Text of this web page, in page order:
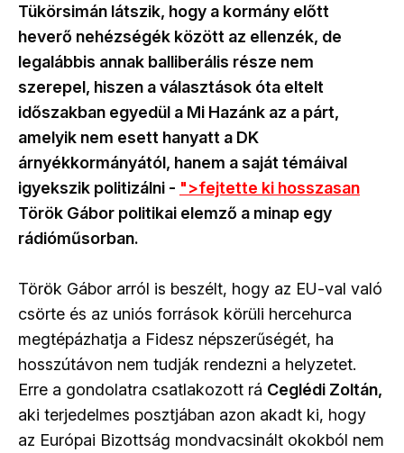
Tükörsimán látszik, hogy a kormány előtt
heverő nehézségék között az ellenzék, de
legalábbis annak balliberális része nem
szerepel, hiszen a választások óta eltelt
időszakban egyedül a Mi Hazánk az a párt,
amelyik nem esett hanyatt a DK
árnyékkormányától, hanem a saját témáival
igyekszik politizálni - ">fejtette ki hosszasan
Török Gábor politikai elemző a minap egy
rádióműsorban.
Török Gábor arról is beszélt, hogy az EU-val való
csörte és az uniós források körüli hercehurca
megtépázhatja a Fidesz népszerűségét, ha
hosszútávon nem tudják rendezni a helyzetet.
Erre a gondolatra csatlakozott rá Ceglédi Zoltán,
aki terjedelmes posztjában azon akadt ki, hogy
az Európai Bizottság mondvacsinált okokból nem